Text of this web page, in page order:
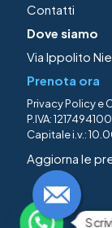
Contatti
Dove siamo
Via Ippolito
Prenota ora
Privacy Policye
P.IVA:
Capitale i.v.:
Aggiorna le